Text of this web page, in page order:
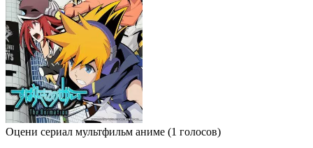
Оцени сериал мультфильм аниме (1 голосов)